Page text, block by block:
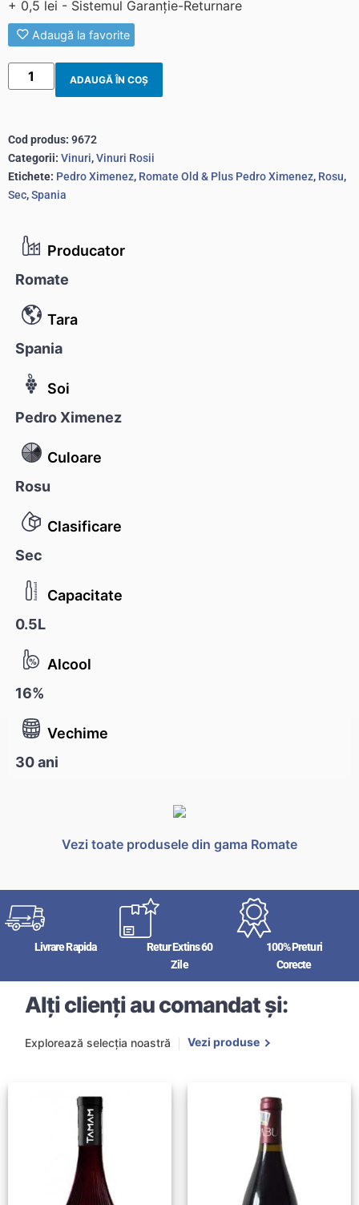
Producator
Romate
Tara
Spania
Soi
Pedro Ximenez
Culoare
Rosu
Clasificare
Sec
Capacitate
0.5L
Alcool
16%
Vechime
30 ani
Vezi toate produsele din gama Romate
+ 0,5 lei - Sistemul Garanție-Returnare
Adaugă la favorite
ADAUGĂ ÎN COȘ
Cod produs: 9672
Categorii: Vinuri,Vinuri Rosii
Etichete: Pedro Ximenez, Romate Old & Plus Pedro Ximenez, Rosu,
Sec,Spania
Livrare Rapida
Retur Extins 60
Zile
100% Preturi
Corecte
Alți clienți au comandat și:
Explorează selecția noastră Vezi produse